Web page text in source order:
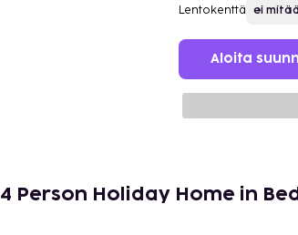
Lentokenttä
Aloita
4 Person Holiday Home in